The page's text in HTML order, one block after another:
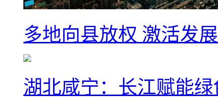
多地向县放权 激活发
湖北咸宁：长江赋能